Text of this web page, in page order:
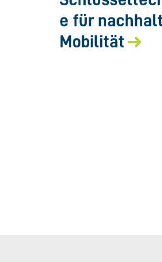
e für
Mobilität